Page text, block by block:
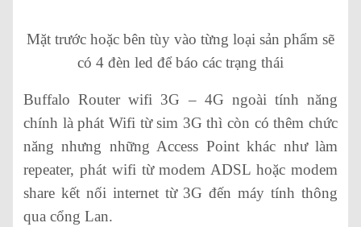
Mặt trước hoặc bên tùy vào từng loại sản phẩm sẽ
có 4 đèn led để báo các trạng thái
Buffalo Router wifi 3G – 4G ngoài tính năng
chính là phát Wifi từ sim 3G thì còn có thêm chức
năng nhưng những Access Point khác như làm
repeater, phát wifi từ modem ADSL hoặc modem
share kết nối internet từ 3G đến máy tính thông
qua cổng Lan.